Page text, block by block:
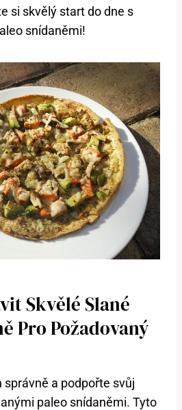
si skvělý start do dne s
snídaněmi!
Skvělé Slané
Pro Požadovaný
správně a podpořte svůj
paleo snídaněmi. Tyto